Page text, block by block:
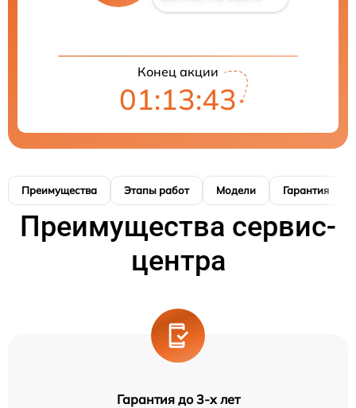
Конец акции
01:13:42
Преимущества Этапы работ Модели Гарантия
Преимущества сервис-
центра
Гарантия до 3-х лет